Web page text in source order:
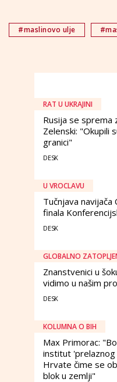
#maslinovo ulje
RAT U UKRAJINI
Rusija se sprema
Zelenski: "Okupili
granici"
DESK
U VROCLAVU
Tučnjava navijača
finala
DESK
GLOBALNO
Znanstvenici u
vidimo u našim
DESK
KOLUMNA O BIH
Max Primorac:
institut 'prelaznog
Hrvate čime se
blok u zemlji"